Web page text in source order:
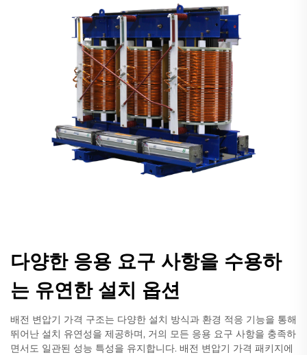
다양한 응용 요구 사항을 수용하
는 유연한 설치 옵션
배전 변압기 가격 구조는 다양한 설치 방식과 환경 적응 기능을 통해
뛰어난 설치 유연성을 제공하며, 거의 모든 응용 요구 사항을 충족하
면서도 일관된 성능 특성을 유지합니다. 배전 변압기 가격 패키지에